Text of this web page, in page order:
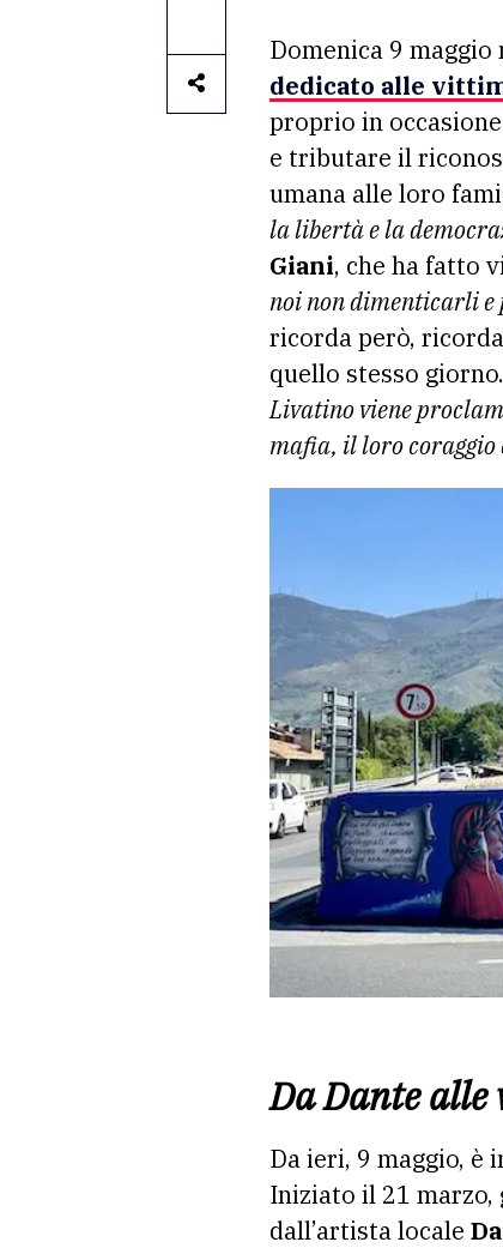
Domenica 9
dedicato alle
proprio in
e tributare il
umana alle loro
la libertà e la
Giani, che ha fatto
noi non dimenticarli e
ricorda però,
quello stesso giorno.
Livatino viene
mafia, il loro coraggio
Da Dante
Da ieri, 9 maggio,
Iniziato il 21
dall’artista locale